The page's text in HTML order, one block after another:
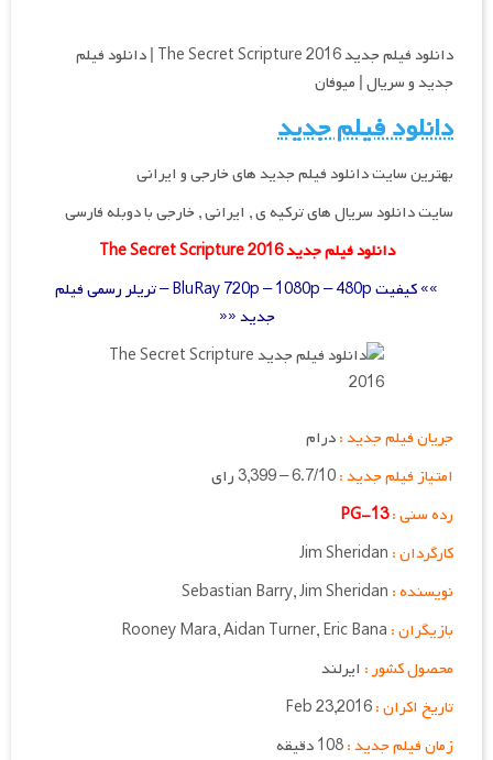
دانلود فیلم جدید The Secret Scripture 2016 | دانلود فیلم
جدید و سریال | میوفان
دانلود فیلم جدید
بهترین سایت دانلود فیلم جدید های خارجی و ایرانی
سایت دانلود سریال های ترکیه ی , ایرانی , خارجی با دوبله فارسی
دانلود فیلم جدید The Secret Scripture 2016
»» کیفیت BluRay 720p – 1080p – 480p – تریلر رسمی فیلم
جدید ««
جریان فیلم جدید :درام
امتیاز فیلم جدید :
رده سنی :PG-13
کارگردان :
نویسنده : Sebastian Barry, Jim Sheridan
بازیگران :
محصول کشور : ایرلند
تاریخ اکران :
زمان فیلم جدید :